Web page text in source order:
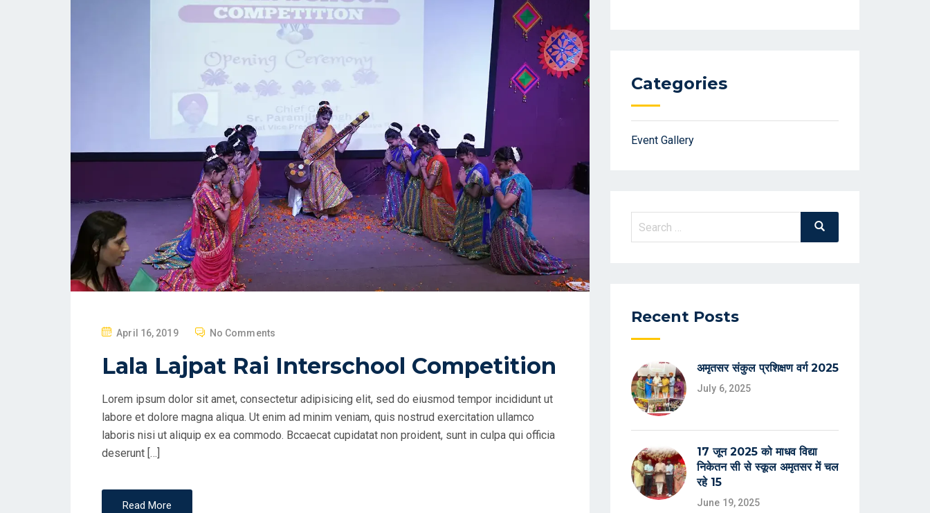
April 16, 2019 No Comments
Lala Lajpat Rai Interschool Competition
Lorem ipsum dolor sit amet, consectetur adipisicing elit, sed do eiusmod tempor incididunt ut
labore et dolore magna aliqua. Ut enim ad minim veniam, quis nostrud exercitation ullamco
laboris nisi ut aliquip ex ea commodo. Bccaecat cupidatat non proident, sunt in culpa qui officia
deserunt […]
Read More
Categories
Event Gallery
Recent Posts
अमृतसर संकुल प्रशिक्षण वर्ग 2025
July 6, 2025
17 जून 2025 को माधव विद्या
निकेतन सी से स्कूल अमृतसर में चल
रहे 15
June 19, 2025